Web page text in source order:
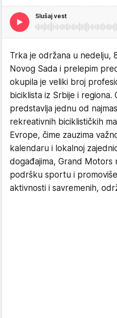
Slušaj vest
Trka je održana u nedelju,
Novog Sada i prelepim
okupila je veliki broj
biciklista iz Srbije i regiona.
predstavlja jednu od
rekreativnih biciklističkih
Evrope, čime zauzima
kalendaru i lokalnoj
događajima, Grand Motors
podršku sportu i
aktivnosti i savremenih,